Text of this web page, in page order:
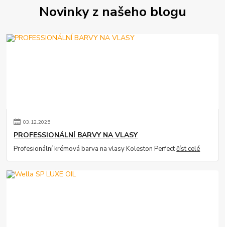
Novinky z našeho blogu
03.12.2025
PROFESSIONÁLNÍ BARVY NA VLASY
Profesionální krémová barva na vlasy Koleston Perfectčíst celé